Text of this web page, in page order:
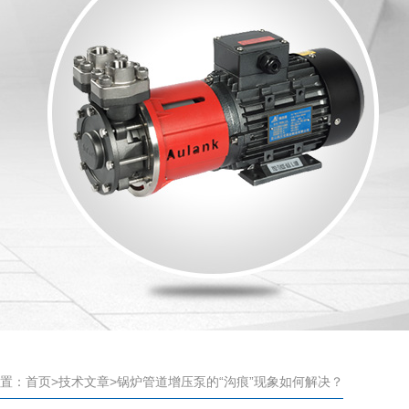
： 首页>技术文章>锅炉管道增压泵的“沟痕”现象如何解决？